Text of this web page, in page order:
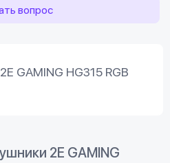
вопрос
GAMING HG315 RGB
2E GAMING